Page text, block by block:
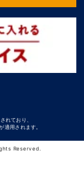
れており、
適用されます。
Reserved.